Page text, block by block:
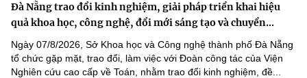
Đà Nẵng trao đổi kinh nghiệm, giải pháp triển khai hiệu
quả khoa học, công nghệ, đổi mới sáng tạo và chuyển...
Ngày 07/8/2026, Sở Khoa học và Công nghệ thành phố Đà Nẵng
tổ chức gặp mặt, trao đổi, làm việc với Đoàn công tác của Viện
Nghiên cứu cao cấp về Toán, nhằm trao đổi kinh nghiệm, đề...